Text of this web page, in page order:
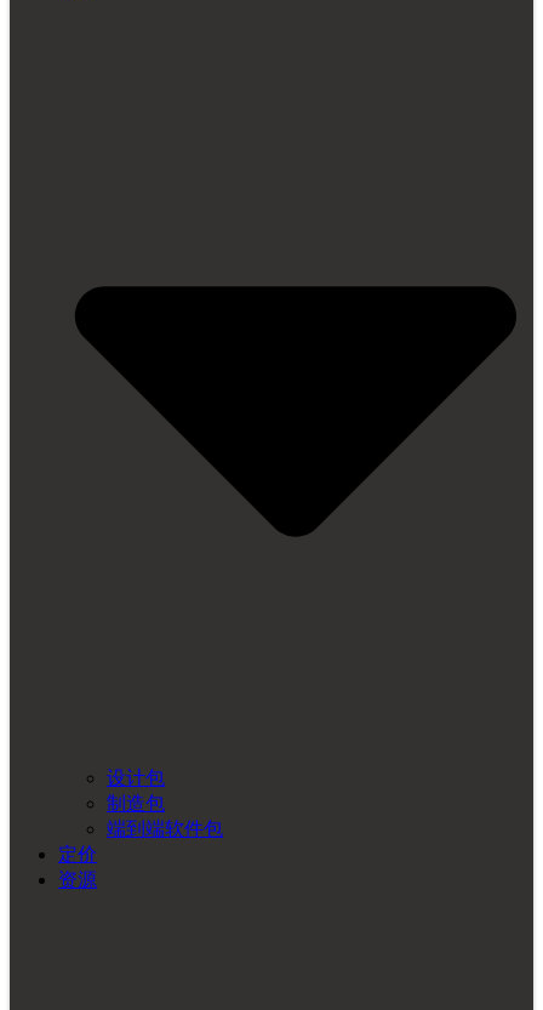
设计包
制造包
端到端软件包
定价
资源